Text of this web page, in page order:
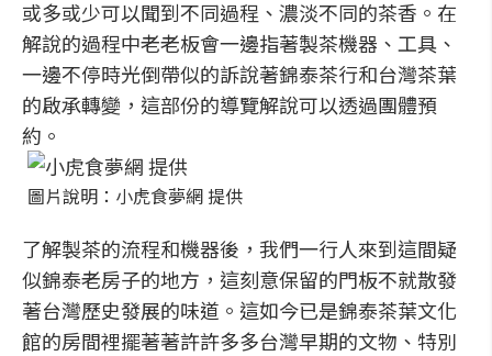
或多或少可以聞到不同過程、濃淡不同的茶香。在
解說的過程中老老板會一邊指著製茶機器、工具、
一邊不停時光倒帶似的訴說著錦泰茶行和台灣茶葉
的啟承轉變，這部份的導覽解說可以透過團體預
約。
圖片說明：小虎食夢網 提供
了解製茶的流程和機器後，我們一行人來到這間疑
似錦泰老房子的地方，這刻意保留的門板不就散發
著台灣歷史發展的味道。這如今已是錦泰茶葉文化
館的房間裡擺著著許許多多台灣早期的文物、特別